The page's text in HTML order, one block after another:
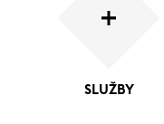
SLUŽBY